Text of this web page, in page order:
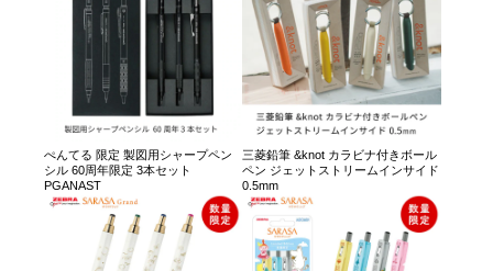
ぺんてる 限定 製図用シャープペン
シル 60周年限定 3本セット
PGANAST
三菱鉛筆 &knot カラビナ付きボール
ペン ジェットストリームインサイド
0.5mm